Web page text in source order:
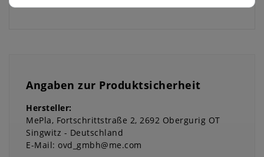
Angaben zur Produktsicherheit
Hersteller:
MePla Fortschrittstraße 2 2692 Obergurig OT
Singwitz
Deutschland
E-Mail: ovd_gmbh@me.com